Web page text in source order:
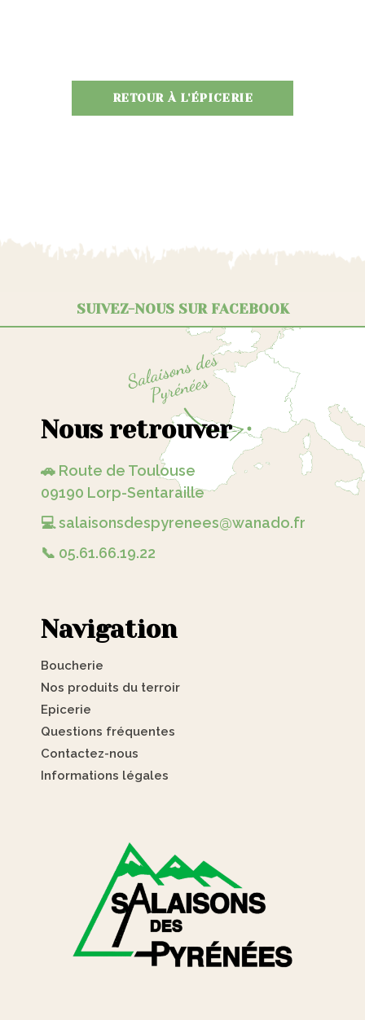
RETOUR À L'ÉPICERIE
SUIVEZ-NOUS SUR FACEBOOK
Nous retrouver
🚗 Route de Toulouse
09190 Lorp-Sentaraille
💻 salaisonsdespyrenees@wanado.fr
📞 05.61.66.19.22
Navigation
Boucherie
Nos produits du terroir
Epicerie
Questions fréquentes
Contactez-nous
Informations légales